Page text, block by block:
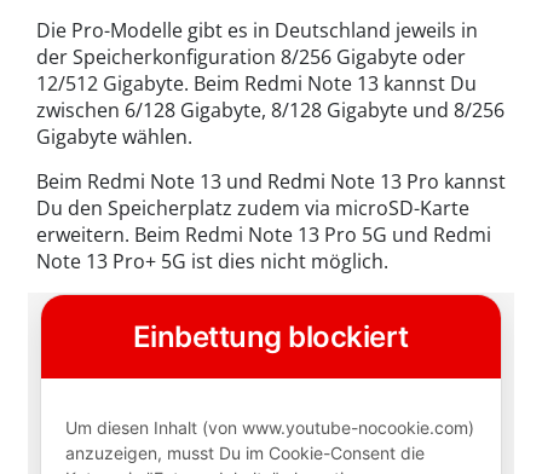
Die Pro-Modelle gibt es in Deutschland jeweils in
der Speicherkonfiguration 8/256 Gigabyte oder
12/512 Gigabyte. Beim Redmi Note 13 kannst Du
zwischen 6/128 Gigabyte, 8/128 Gigabyte und 8/256
Gigabyte wählen.
Beim Redmi Note 13 und Redmi Note 13 Pro kannst
Du den Speicherplatz zudem via microSD-Karte
erweitern. Beim Redmi Note 13 Pro 5G und Redmi
Note 13 Pro+ 5G ist dies nicht möglich.